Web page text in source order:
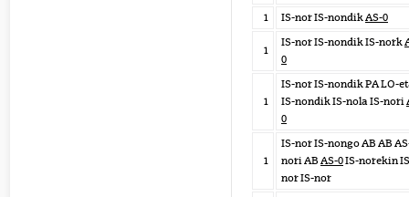
1
IS-nor IS-nondikAS-0
1
IS-nor IS-nondik IS-nork
0
1
IS-nor IS-nondik PA LO-
IS-nondik IS-nola IS-nori
0
1
IS-nor IS-nongo AB AB
nori AB AS-0IS-norekin
nor IS-nor